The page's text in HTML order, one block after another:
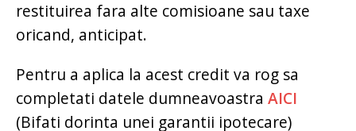
restituirea fara alte comisioane sau taxe
oricand, anticipat.
Pentru a aplica la acest credit va rog sa
completati datele dumneavoastra AICI
(Bifati dorinta unei garantii ipotecare)